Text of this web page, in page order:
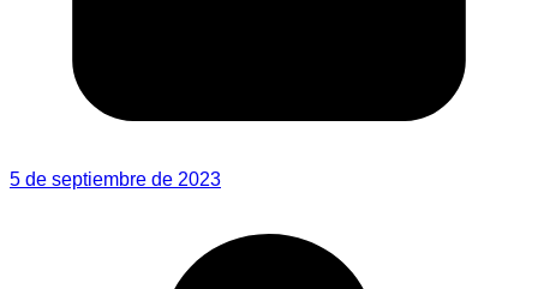
5 de septiembre de 2023